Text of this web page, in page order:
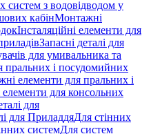
з водовідводом у
кабінМонтажні
Інсталяційні елементи для
Запасні деталі для
для умивальника та
пральних і посудомийних
елементи для пральних і
для консольних
для
для ПриладдяДля стінних
системДля систем